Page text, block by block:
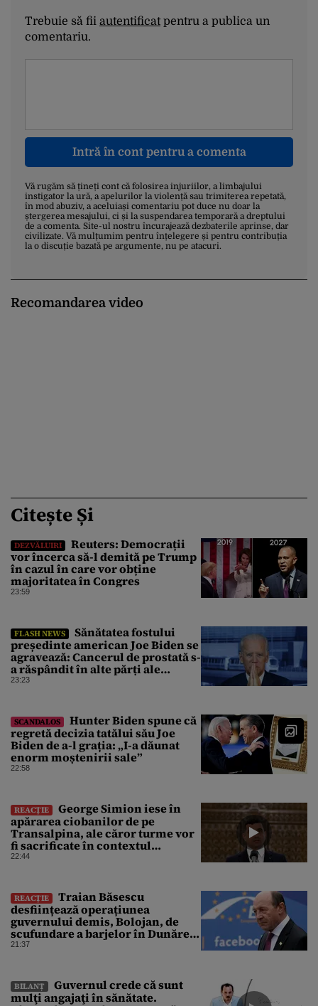
Trebuie să fii autentificatpentru a publica un
comentariu.
Intră în cont pentru a comenta
Vă rugăm să țineți cont că folosirea injuriilor, a limbajului
instigator la ură, a apelurilor la violență sau trimiterea repetată,
în mod abuziv, a aceluiași comentariu pot duce nu doar la
ștergerea mesajului, ci și la suspendarea temporară a dreptului
de a comenta. Site-ul nostru încurajează dezbaterile aprinse, dar
civilizate. Vă mulțumim pentru înțelegere și pentru contribuția
la o discuție bazată pe argumente, nu pe atacuri.
Recomandarea video
Citește Și
DEZVĂLUIRI
Reuters: Democrații
vor încerca să-l demită pe Trump
în cazul în care vor obține
majoritatea în Congres
23:59
FLASH NEWS
Sănătatea fostului
președinte american Joe Biden se
agravează: Cancerul de prostată s-
a răspândit în alte părți ale
corpului
23:23
SCANDALOS
Hunter Biden spune că
regretă decizia tatălui său Joe
Biden de a-l grația: „I-a dăunat
enorm moștenirii sale”
22:58
REACȚIE
George Simion iese în
apărarea ciobanilor de pe
Transalpina, ale căror turme vor
fi sacrificate în contextul
focarului de variolă ovină
22:44
REACȚIE
Traian Băsescu
desființează operațiunea
guvernului demis, Bolojan, de
scufundare a barjelor în Dunăre:
„Este o improvizație”
21:37
BILANȚ
Guvernul crede că sunt
mulţi angajaţi în sănătate.